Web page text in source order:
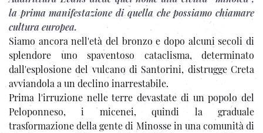
la prima manifestazione di quella che possiamo chiamare
cultura europea.
Siamo ancora nell'età del bronzo e dopo alcuni secoli di
splendore uno spaventoso cataclisma, determinato
dall'esplosione del vulcano di Santorini, distrugge Creta
avviandola a un declino inarrestabile.
Prima l'irruzione nelle terre devastate di un popolo del
Peloponneso, i micenei, quindi la graduale
trasformazione della gente di Minosse in una comunità di